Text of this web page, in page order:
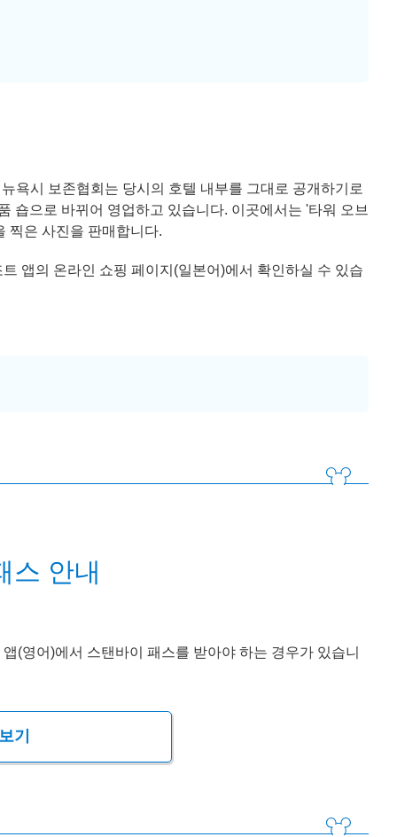
욕시 보존협회는 당시의 호텔 내부를 그대로 공개하기로
숍으로 바뀌어 영업하고 있습니다. 이곳에서는 '타워 오브
찍은 사진을 판매합니다.
앱의 온라인 쇼핑 페이지(일본어)에서 확인하실 수 있습
스 안내
(영어)에서 스탠바이 패스를 받아야 하는 경우가 있습니
기